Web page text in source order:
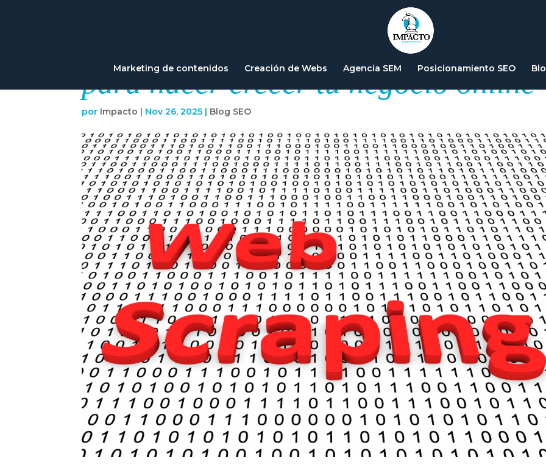
Marketing de contenidos Creación de Webs Agencia SEM Posicionamiento SEO
Cómo aprovechar el web scraping
para hacer crecer tu negocio online
por Impacto | Nov 26, 2025 | Blog SEO